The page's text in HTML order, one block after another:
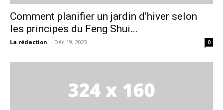
Comment planifier un jardin d’hiver selon
les principes du Feng Shui...
La rédaction - Déc 19, 2023 0